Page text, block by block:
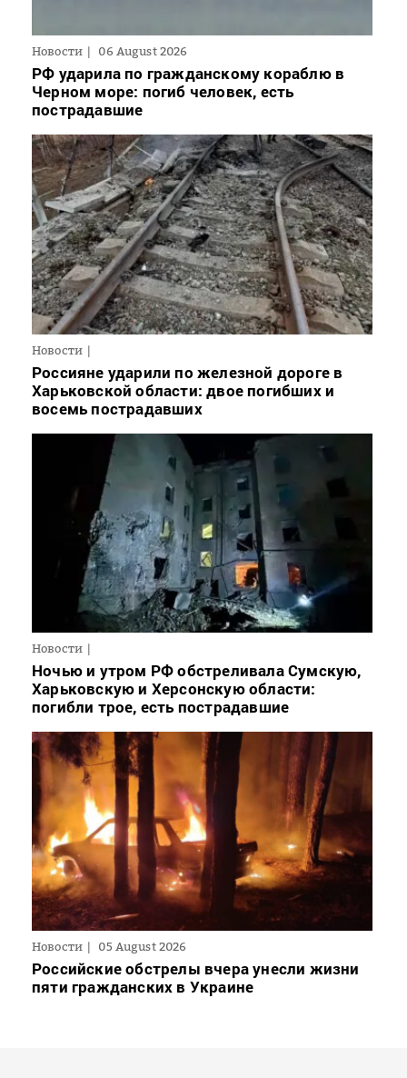
Новости 06 August 2026
РФ ударила по гражданскому кораблю в
Черном море: погиб человек, есть
пострадавшие
Новости
Россияне ударили по железной дороге в
Харьковской области: двое погибших и
восемь пострадавших
Новости
Ночью и утром РФ обстреливала Сумскую,
Харьковскую и Херсонскую области:
погибли трое, есть пострадавшие
Новости 05 August 2026
Российские обстрелы вчера унесли жизни
пяти гражданских в Украине